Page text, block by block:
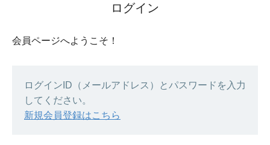
ログイン
会員ページへようこそ！
ログインID（メールアドレス）とパスワードを入力
してください。
新規会員登録はこちら